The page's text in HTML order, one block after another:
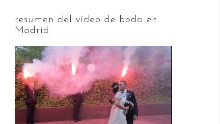
resumen del vídeo de boda en
Madrid